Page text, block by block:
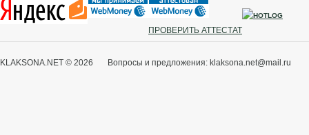
ПРОВЕРИТЬ АТТЕСТАТ
KLAKSONA.NET © 2026 Вопросы и предложения: klaksona.net@mail.ru